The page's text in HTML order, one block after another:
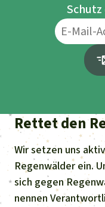
Rettet den
Wir setzen uns
Regenwälder ein.
sich gegen
nennen